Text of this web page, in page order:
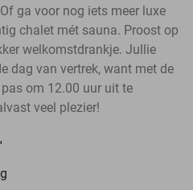
ga voor nog iets meer luxe
chalet mét sauna. Proost op
welkomstdrankje. Jullie
dag van vertrek, want met de
om 12.00 uur uit te
veel plezier!